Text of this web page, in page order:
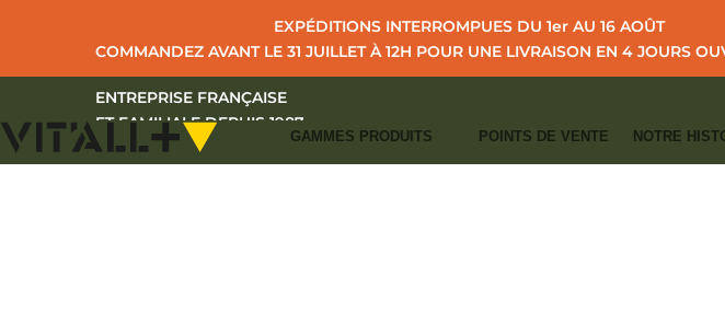
EXPÉDITIONS INTERROMPUES DU 1er AU 16 AOÛT
COMMANDEZ AVANT LE 31 JUILLET À 12H POUR UNE LIVRAISON EN 4 JOURS
ENTREPRISE FRANÇAISE
ET FAMILIALE DEPUIS 1987
+33 (0)2 43 39 97 27
GAMMES PRODUITS POINTS DE VENTE NOTRE